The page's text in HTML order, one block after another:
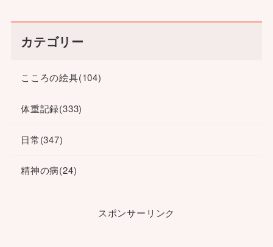
カテゴリー
こころの絵具(104)
体重記録(333)
日常(347)
精神の病(24)
スポンサーリンク